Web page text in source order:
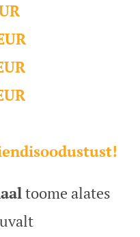
toome alates